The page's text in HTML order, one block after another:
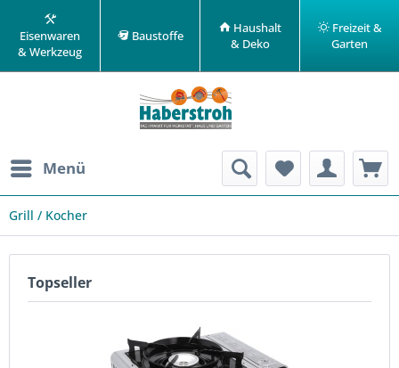
Eisenwaren
& Werkzeug
Baustoffe
Haushalt
& Deko
Freizeit &
Garten
Menü
Grill / Kocher
Topseller